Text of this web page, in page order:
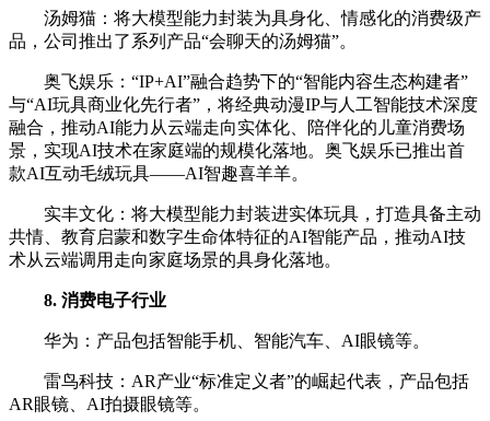
汤姆猫：将大模型能力封装为具身化、情感化的消费级产
品，公司推出了系列产品“会聊天的汤姆猫”。
奥飞娱乐：“IP+AI”融合趋势下的“智能内容生态构建者”
与“AI玩具商业化先行者”‌，将经典动漫IP与人工智能技术深度
融合，推动AI能力从云端走向实体化、陪伴化的儿童消费场
景，实现AI技术在家庭端的规模化落地。奥飞娱乐已推出首
款AI互动毛绒玩具——‌AI智趣喜羊羊。
实丰文化：将大模型能力封装进实体玩具，打造具备主动
共情、教育启蒙和数字生命体特征的AI智能产品，推动AI技
术从云端调用走向家庭场景的具身化落地。
8. 消费电子行业
华为：产品包括智能手机、智能汽车、AI眼镜等。
雷鸟科技：AR产业“标准定义者”的崛起代表，产品包括
AR眼镜、AI拍摄眼镜等。